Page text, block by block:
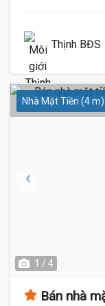
Thịnh BĐS
Nhà Mặt Tiền (4 m)
1 / 4
Bán nhà